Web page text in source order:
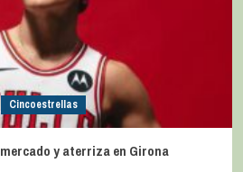
Cincoestrellas
y aterriza en Girona